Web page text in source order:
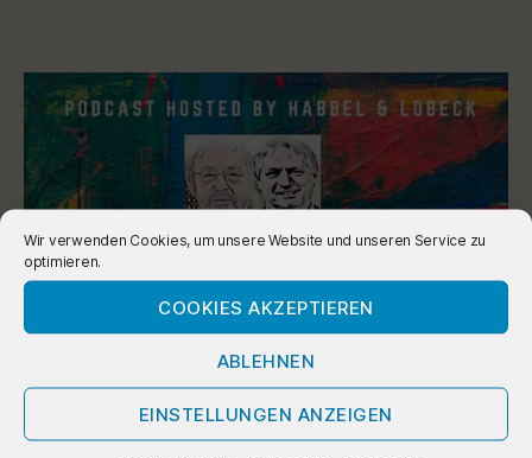
Wir verwenden Cookies, um unsere Website und unseren Service zu
optimieren.
COOKIES AKZEPTIEREN
ABLEHNEN
EINSTELLUNGEN ANZEIGEN